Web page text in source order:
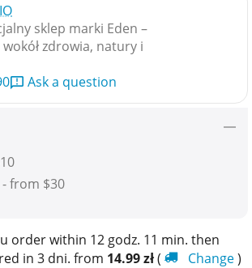
sklep marki Eden –
zdrowia, natury i
Ask a question
from $30
order within 12 godz. 11 min. then
in 3 dni. from 14.99zł( Change)